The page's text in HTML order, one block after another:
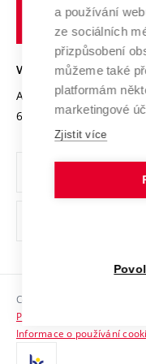
Transfer znalostí
Open Science
Projekty
Projekty ze
Specifický výzkum
Mezinárodní dohody
Univerzitní sítě
Podnikavá univerzita /
Bezpečná univerzita
Vyznamenání
Organizační struktura
Ochrana osobních
Sociální bezpečí
HR Award
VYSOKÉ UČENÍ
Antonínská 548/1
602 00 Brno
Copyright © 2026 VUT
Prohlášení o přístupnosti
Informace o používání
a používání
ze sociálních
přizpůsobení
můžeme také
platformám
marketingové
Zjistit více